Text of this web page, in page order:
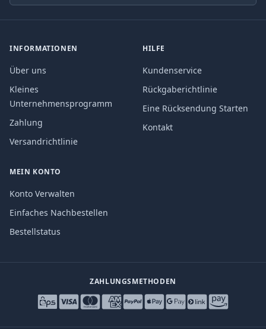
INFORMATIONEN
Über uns
Kleines
Unternehmensprogramm
Zahlung
Versandrichtlinie
HILFE
Kundenservice
Rückgaberichtlinie
Eine Rücksendung Starten
Kontakt
MEIN KONTO
Konto Verwalten
Einfaches Nachbestellen
Bestellstatus
ZAHLUNGSMETHODEN